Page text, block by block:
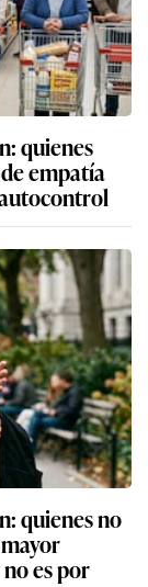
quienes
empatía
quienes no
es por